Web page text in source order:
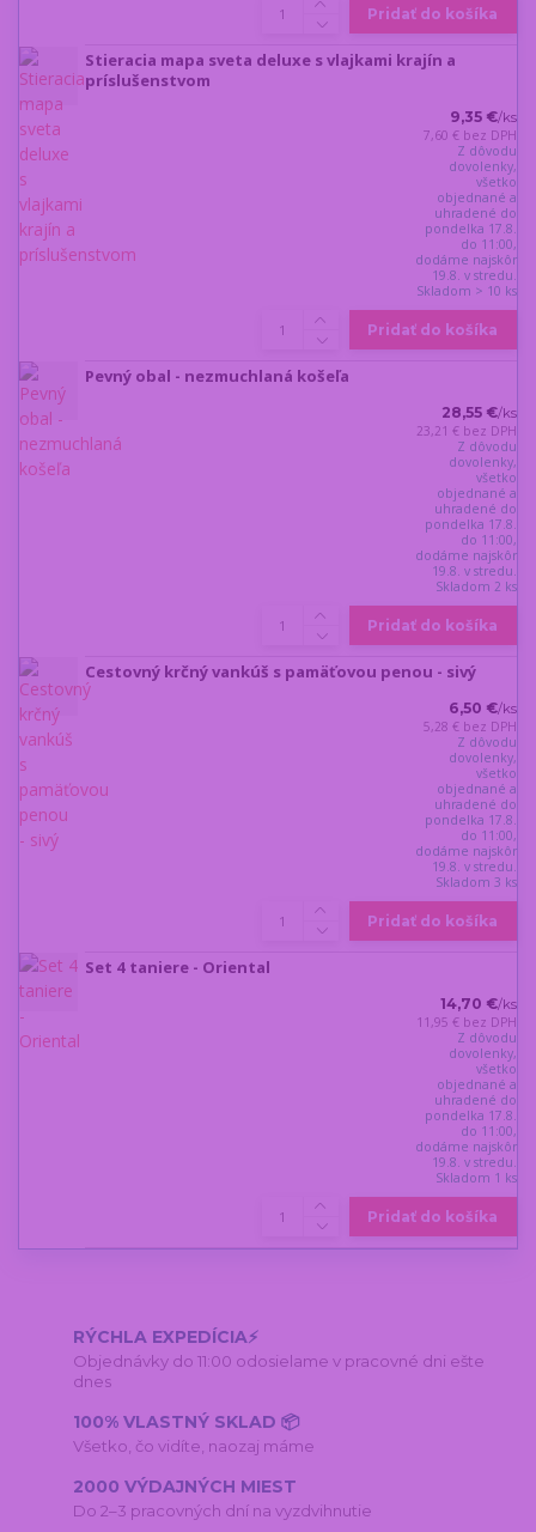
Pridať do košíka
Stieracia mapa sveta deluxe s vlajkami krajín a
príslušenstvom
9,35 €/ks
7,60 € bez DPH
Z dôvodu
dovolenky,
všetko
objednané a
uhradené do
pondelka 17.8.
do 11:00,
dodáme najskôr
19.8. v stredu.
Skladom > 10 ks
Pridať do košíka
Pevný obal - nezmuchlaná košeľa
28,55 €/ks
23,21 € bez DPH
Z dôvodu
dovolenky,
všetko
objednané a
uhradené do
pondelka 17.8.
do 11:00,
dodáme najskôr
19.8. v stredu.
Skladom 2 ks
Pridať do košíka
Cestovný krčný vankúš s pamäťovou penou - sivý
6,50 €/ks
5,28 € bez DPH
Z dôvodu
dovolenky,
všetko
objednané a
uhradené do
pondelka 17.8.
do 11:00,
dodáme najskôr
19.8. v stredu.
Skladom 3 ks
Pridať do košíka
Set 4 taniere - Oriental
14,70 €/ks
11,95 € bez DPH
Z dôvodu
dovolenky,
všetko
objednané a
uhradené do
pondelka 17.8.
do 11:00,
dodáme najskôr
19.8. v stredu.
Skladom 1 ks
Pridať do košíka
RÝCHLA EXPEDÍCIA⚡
Objednávky do 11:00 odosielame v pracovné dni ešte
dnes
100% VLASTNÝ SKLAD 📦
Všetko, čo vidíte, naozaj máme
2000 VÝDAJNÝCH MIEST
Do 2–3 pracovných dní na vyzdvihnutie